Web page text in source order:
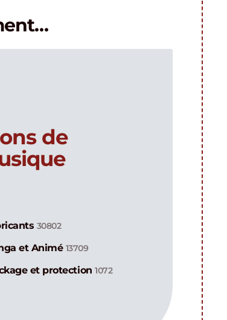
de
30802
et Animé 13709
et protection1072